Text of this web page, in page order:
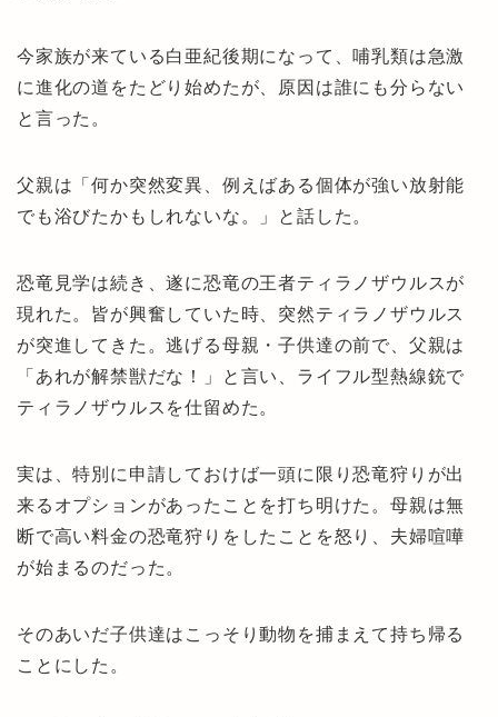
今家族が来ている白亜紀後期になって、哺乳類は急激
に進化の道をたどり始めたが、原因は誰にも分らない
と言った。
父親は「何か突然変異、例えばある個体が強い放射能
でも浴びたかもしれないな。」と話した。
恐竜見学は続き、遂に恐竜の王者ティラノザウルスが
現れた。皆が興奮していた時、突然ティラノザウルス
が突進してきた。逃げる母親・子供達の前で、父親は
「あれが解禁獣だな！」と言い、ライフル型熱線銃で
ティラノザウルスを仕留めた。
実は、特別に申請しておけば一頭に限り恐竜狩りが出
来るオプションがあったことを打ち明けた。母親は無
断で高い料金の恐竜狩りをしたことを怒り、夫婦喧嘩
が始まるのだった。
そのあいだ子供達はこっそり動物を捕まえて持ち帰る
ことにした。